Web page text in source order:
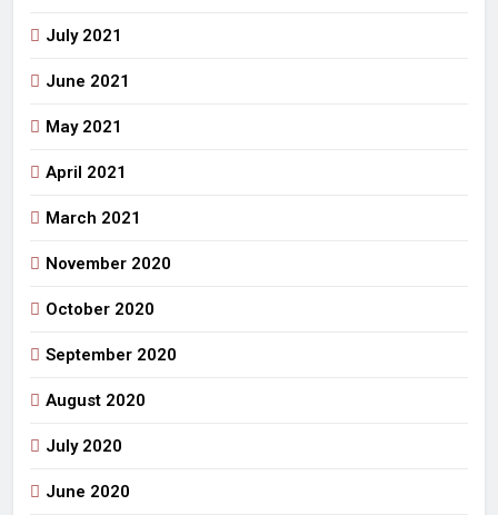
July 2021
June 2021
May 2021
April 2021
March 2021
November 2020
October 2020
September 2020
August 2020
July 2020
June 2020